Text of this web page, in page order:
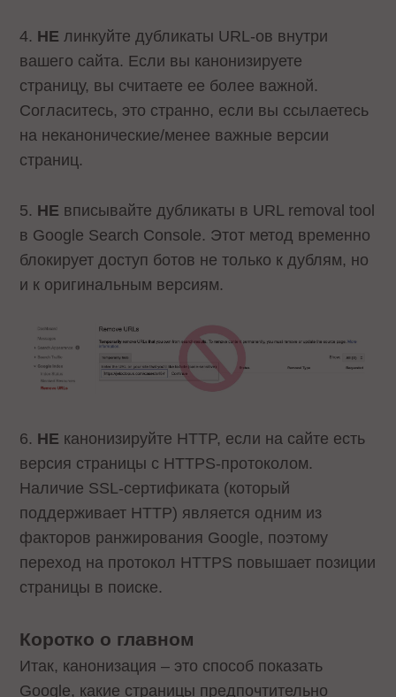
4. НЕ линкуйте дубликаты URL-ов внутри
вашего сайта. Если вы канонизируете
страницу, вы считаете ее более важной.
Согласитесь, это странно, если вы ссылаетесь
на неканонические/менее важные версии
страниц.
5. НЕ вписывайте дубликаты в URL removal tool
в Google Search Console. Этот метод временно
блокирует доступ ботов не только к дублям, но
и к оригинальным версиям.
6. НЕ канонизируйте HTTP, если на сайте есть
версия страницы с HTTPS-протоколом.
Наличие SSL-сертификата (который
поддерживает HTTP) является одним из
факторов ранжирования Google, поэтому
переход на протокол HTTPS повышает позиции
страницы в поиске.
Коротко о главном
Итак, канонизация – это способ показать
Google, какие страницы предпочтительно